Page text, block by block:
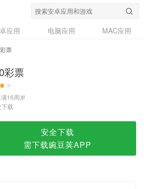
应用 电脑应用
MAC应用
专题
票
彩票
16周岁
下载
安全下载
需下载豌豆荚APP